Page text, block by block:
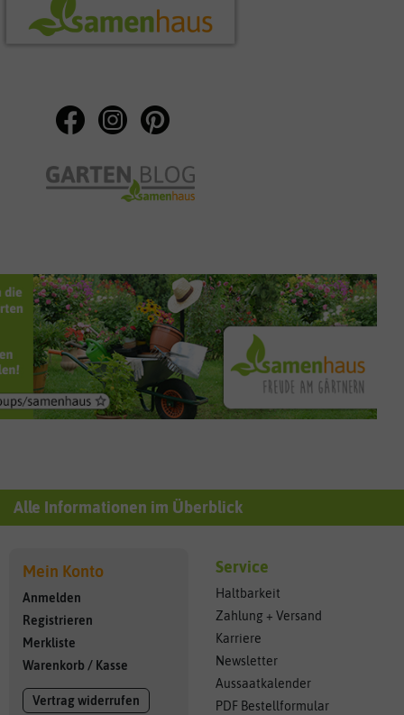
Alle Informationen im Überblick
Mein Konto
Anmelden
Registrieren
Merkliste
Warenkorb / Kasse
Vertrag widerrufen
Service
Haltbarkeit
Zahlung + Versand
Karriere
Newsletter
Aussaatkalender
PDF Bestellformular